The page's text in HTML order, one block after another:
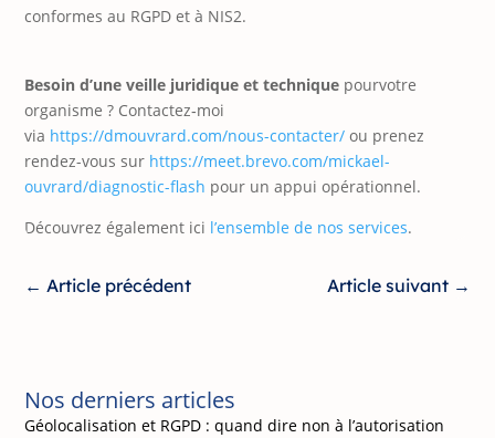
conformes au RGPD et à NIS2.
Besoin d’une veille juridique et technique pourvotre
organisme ? Contactez‑moi
via https://dmouvrard.com/nous-contacter/ ou prenez
rendez-vous sur https://meet.brevo.com/mickael-
ouvrard/diagnostic-flash pour un appui opérationnel.
Découvrez également ici l’ensemble de nos services.
←Article précédent Article suivant→
Nos derniers articles
Géolocalisation et RGPD : quand dire non à l’autorisation